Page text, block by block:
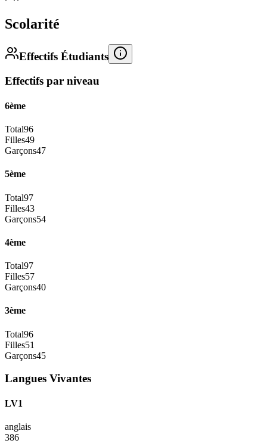
Scolarité
Effectifs Étudiants
Effectifs par niveau
6ème
Total96
Filles49
Garçons47
5ème
Total97
Filles43
Garçons54
4ème
Total97
Filles57
Garçons40
3ème
Total96
Filles51
Garçons45
Langues Vivantes
LV1
anglais
386